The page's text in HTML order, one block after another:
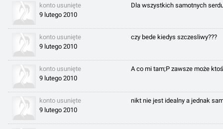
konto usunięte
9 lutego 2010
Dla wszystkich samotnych
konto usunięte
9 lutego 2010
czy bede kiedys szczesliwy???
konto usunięte
9 lutego 2010
A co mi tam;P zawsze może
konto usunięte
9 lutego 2010
nikt nie jest idealny a jednak